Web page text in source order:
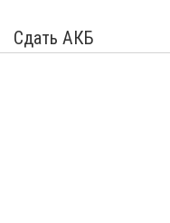
Сдать АКБ